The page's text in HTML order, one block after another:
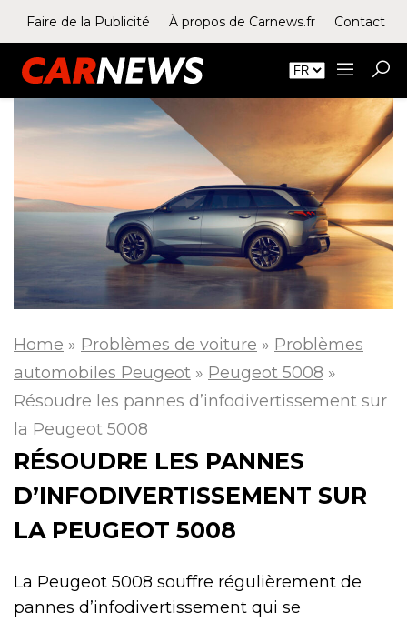
Faire de la Publicité À propos de Carnews.fr Contact
Home » Problèmes de voiture » Problèmes
automobiles Peugeot » Peugeot 5008 »
Résoudre les pannes d’infodivertissement sur
la Peugeot 5008
RÉSOUDRE LES PANNES
D’INFODIVERTISSEMENT SUR
LA PEUGEOT 5008
La Peugeot 5008 souffre régulièrement de
pannes d’infodivertissement qui se